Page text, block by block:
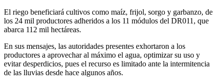
El riego beneficiará cultivos como maíz, frijol, sorgo y garbanzo, de
los 24 mil productores adheridos a los 11 módulos del DR011, que
abarca 112 mil hectáreas.
En sus mensajes, las autoridades presentes exhortaron a los
productores a aprovechar al máximo el agua, optimizar su uso y
evitar desperdicios, pues el recurso es limitado ante la intermitencia
de las lluvias desde hace algunos años.